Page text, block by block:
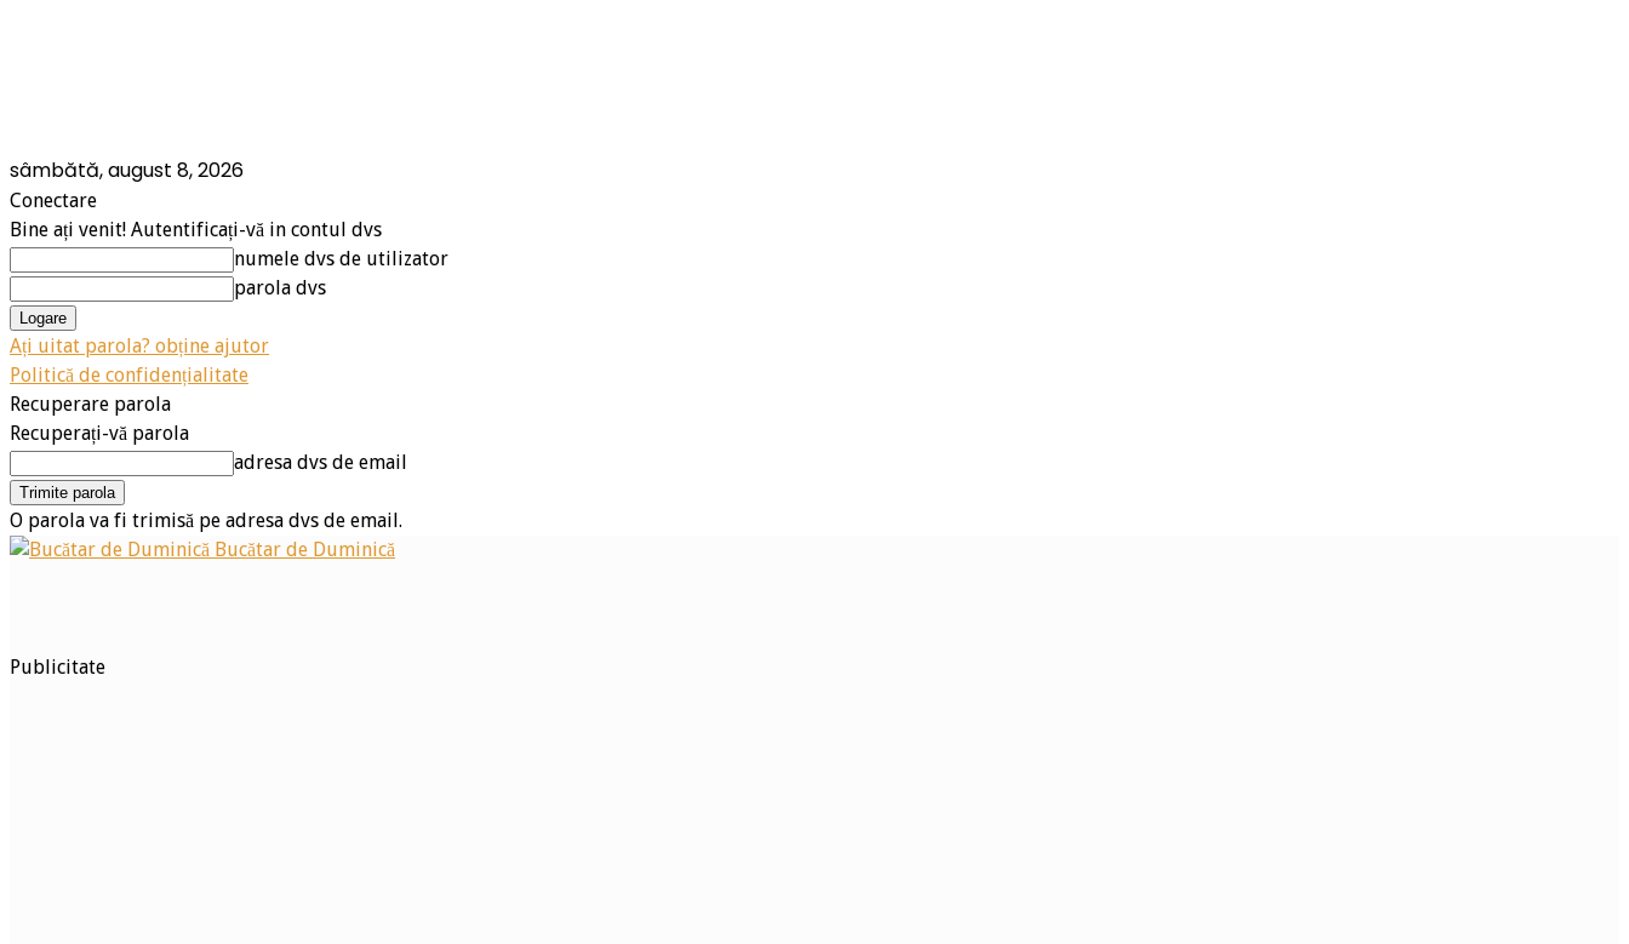
sâmbătă, august 8, 2026
Conectare
Bine ați venit! Autentificați-vă in contul dvs
numele dvs de utilizator
parola dvs
Ați uitat parola? obține ajutor
Politică de confidențialitate
Recuperare parola
Recuperați-vă parola
adresa dvs de email
O parola va fi trimisă pe adresa dvs de email.
Bucătar de Duminică
Publicitate